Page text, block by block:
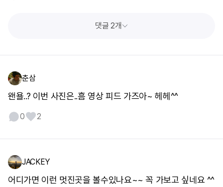
댓글 2개
춘삼
왠욜..? 이번 사진은..흠 영상 피드 가즈아~ 헤헤^^
0 2
JACKEY
어디가면 이런 멋진곳을 볼수있나요~~ 꼭 가보고 싶네요 ^^